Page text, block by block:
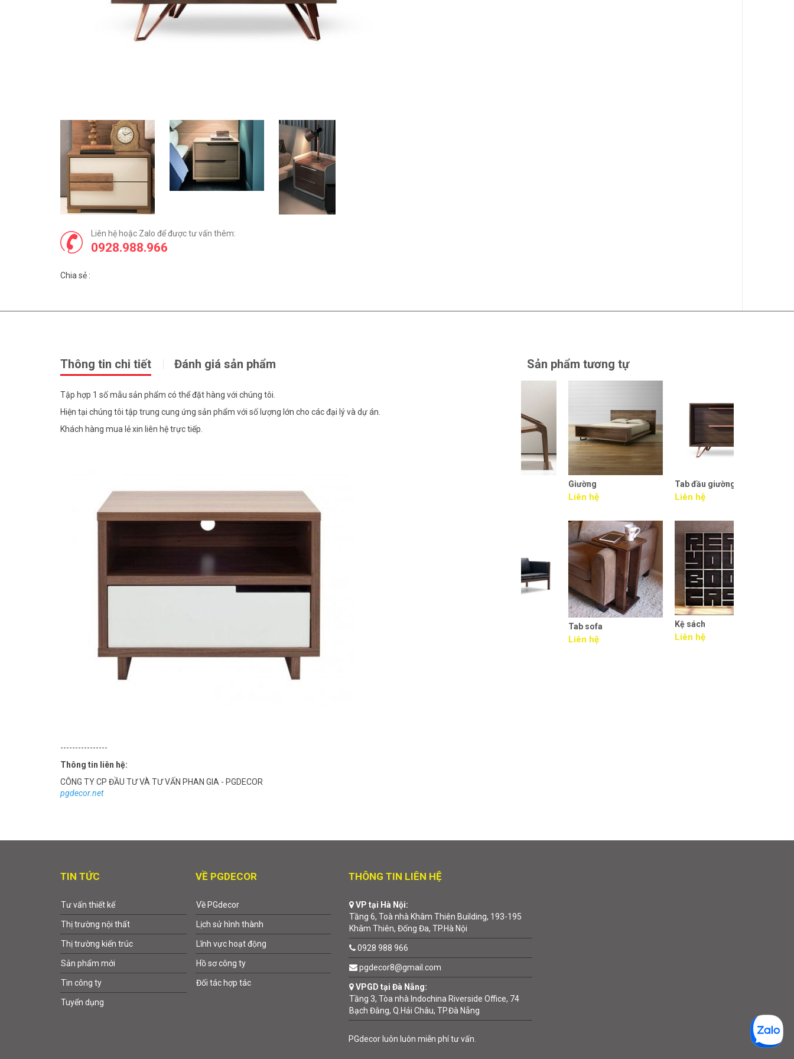
Liên hệ hoặc Zalo để được tư vấn thêm:
0928.988.966
Chia sẻ :
Thông tin chi tiết Đánh giá sản phẩm
Tập hợp 1 số mẫu sản phẩm có thể đặt hàng với chúng tôi.
Hiện tại chúng tôi tập trung cung ứng sản phẩm với số lượng lớn cho các đại lý và dự án.
Khách hàng mua lẻ xin liên hệ trực tiếp.
----------------
Thông tin liên hệ:
CÔNG TY CP ĐẦU TƯ VÀ TƯ VẤN PHAN GIA - PGDECOR
pgdecor.net
Sản phẩm tương tự
Tab đầu giường
TIN TỨC
Tư vấn thiết kế
Thị trường nội thất
Thị trường kiến trúc
Sản phẩm mới
Tin công ty
Tuyển dụng
VỀ PGDECOR
Về PGdecor
Lịch sử hình thành
Lĩnh vực hoạt động
Hồ sơ công ty
Đối tác hợp tác
THÔNG TIN LIÊN HỆ
VP tại Hà Nội:
Tầng 6, Toà nhà Khâm Thiên Building, 193-195
Khâm Thiên, Đống Đa, TP.Hà Nội
0928 988 966
pgdecor8@gmail.com
VPGD tại Đà Nẵng:
Tầng 3, Tòa nhà Indochina Riverside Office, 74
Bạch Đằng, Q.Hải Châu, TP.Đà Nẵng
PGdecor luôn luôn miễn phí tư vấn.